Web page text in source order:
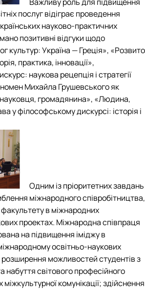
послуг відіграє проведення
науково-практичних
позитивні відгуки щодо
культур: Україна — Греція»,
практика, інновації»,
наукова рецепція і стратегії
Михайла Грушевського як
громадянина», «Людина,
у філософському дискурсі: історія і
Одним із пріоритетних завдань
міжнародного співробітництва,
в міжнародних
проектах. Міжнародна співпраця
на підвищення іміджу в
освітньо-наукових
можливостей студентів з
набуття світового професійного
міжкультурної комунікації; здійснення